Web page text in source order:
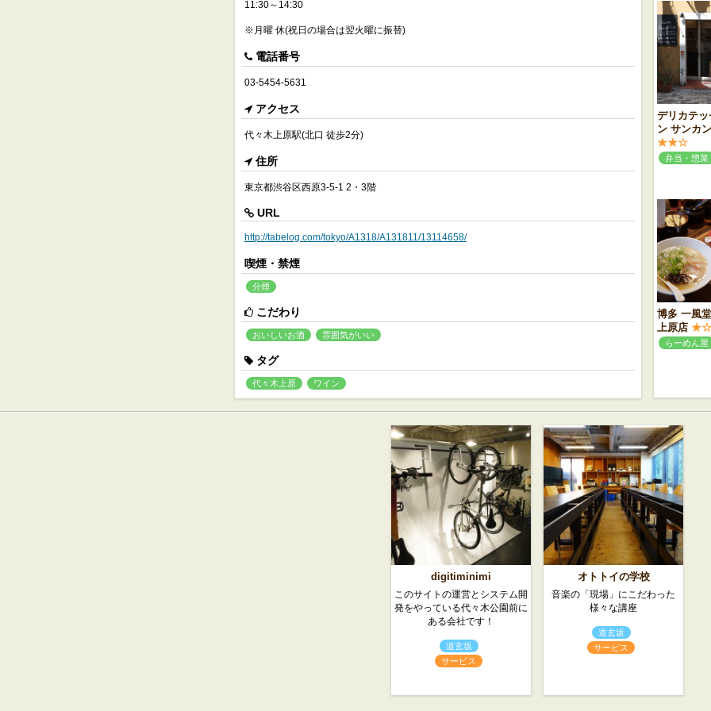
11:30～14:30
※月曜 休(祝日の場合は翌火曜に振替)
電話番号
03-5454-5631
アクセス
代々木上原駅(北口 徒歩2分)
住所
東京都渋谷区西原3-5-1 2・3階
URL
http://tabelog.com/tokyo/A1318/A131811/13114658/
喫煙・禁煙
分煙
こだわり
おいしいお酒 雰囲気がいい
タグ
代々木上原 ワイン
デリカテ
ン サンカ
★★☆
弁当・惣菜
博多 一風
上原店
らーめん屋
digitiminimi
このサイトの運営とシステム開
発をやっている代々木公園前に
ある会社です！
道玄坂
サービス
オトトイの学校
音楽の「現場」にこだわった
様々な講座
道玄坂
サービス